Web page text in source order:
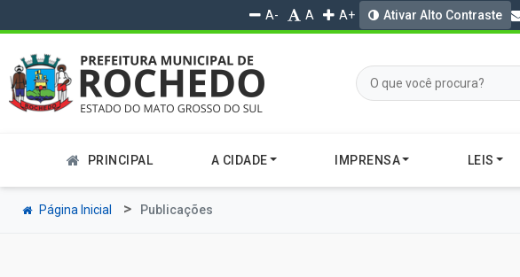
A- A A+ Ativar Alto Contraste
PRINCIPAL A CIDADE IMPRENSA LEIS
Página Inicial Publicações